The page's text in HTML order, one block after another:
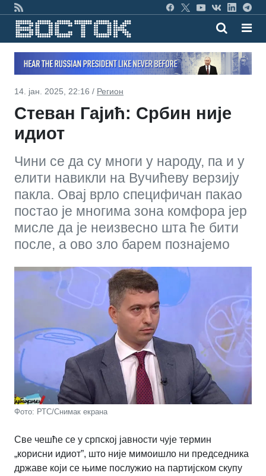
14. јан. 2025, 22:16 / Регион
Стеван Гајић: Србин није
идиот
Чини се да су многи у народу, па и у
елити навикли на Вучићеву верзију
пакла. Овај врло специфичан пакао
постао је многима зона комфора јер
мисле да је неизвесно шта ће бити
после, а ово зло барем познајемо
Фото: РТС/Снимак екрана
Све чешће се у српској јавности чује термин
„корисни идиот”, што није мимоишло ни председника
државе који се њиме послужио на партијском скупу